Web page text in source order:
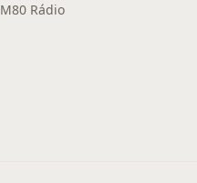
M80 Rádio